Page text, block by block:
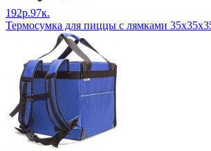
192р.97к.
Термосумка для пиццы с лямками